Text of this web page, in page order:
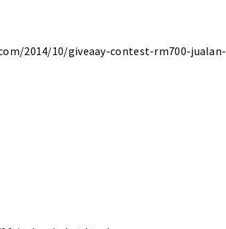
10/giveaay-contest-rm700-jualan-